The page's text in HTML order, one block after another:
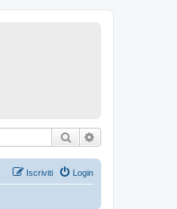
Cerca
Login
Iscriviti